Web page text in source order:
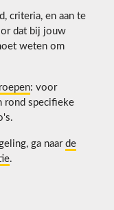
criteria, en aan te
dat bij jouw
weten om
: voor
rond specifieke
ga naar de
.